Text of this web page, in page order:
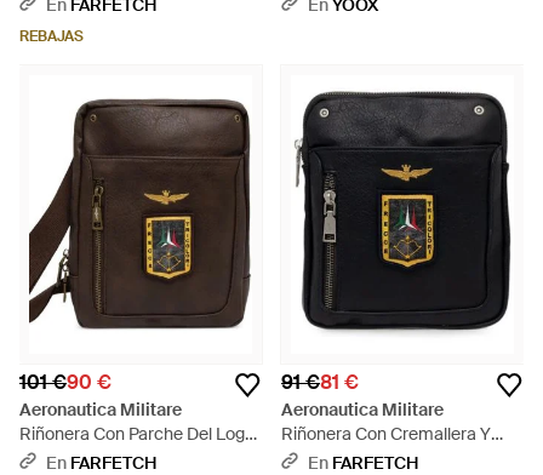
En FARFETCH
REBAJAS
EnYOOX
101 €90 €
Aeronautica Militare
Riñonera Con Parche Del Logo
Y Cremallera - Marrón
En FARFETCH
91 €81 €
Aeronautica Militare
Riñonera Con Cremallera Y
Parche - Negro
En FARFETCH